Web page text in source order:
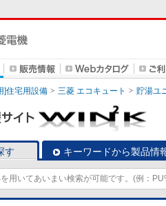
]住宅用設備 三菱 エコキュート 貯湯ユ
す キーワードから製品情